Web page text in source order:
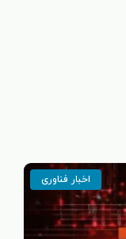
اخبار فناوری Page
Page
Page
Page